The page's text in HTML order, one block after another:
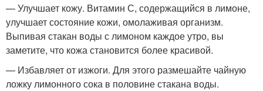
— Улучшает кожу. Витамин С, содержащийся в лимоне,
улучшает состояние кожи, омолаживая организм.
Выпивая стакан воды с лимоном каждое утро, вы
заметите, что кожа становится более красивой.
— Избавляет от изжоги. Для этого размешайте чайную
ложку лимонного сока в половине стакана воды.